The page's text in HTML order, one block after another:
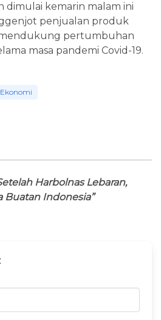
dimulai kemarin malam ini
penjualan produk
mendukung pertumbuhan
masa pandemi Covid-19.
Ekonomi
Harbolnas Lebaran,
Buatan Indonesia”